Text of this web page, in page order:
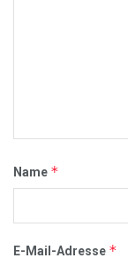
Name *
E-Mail-Adresse *